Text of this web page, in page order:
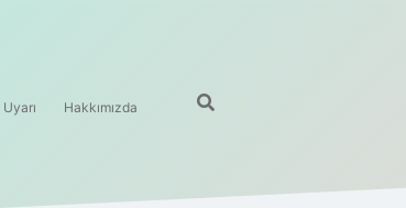
Hakkımızda